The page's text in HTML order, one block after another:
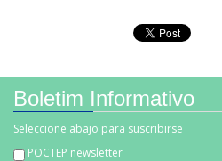
Boletim Informativo
Seleccione abajo para suscribirse
POCTEP newsletter